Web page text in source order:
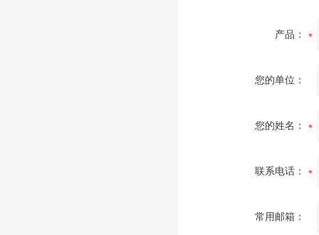
产品：
您的单位：
您的姓名：
联系电话：
常用邮箱：